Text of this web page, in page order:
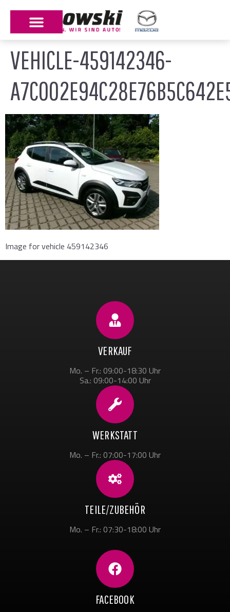
VEHICLE-459142346-
Image for vehicle 459142346
VERKAUF
Mo. – Fr.: 09:00-18:30 Uhr
Sa.: 09:00-14:00 Uhr
WERKSTATT
Mo. – Fr.: 07:00-17:00 Uhr
TEILE/ZUBEHÖR
Mo. – Fr.: 07:30-18:00 Uhr
FACEBOOK